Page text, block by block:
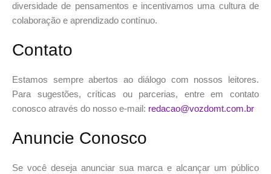
diversidade de pensamentos e incentivamos uma cultura de
colaboração e aprendizado contínuo.
Contato
Estamos sempre abertos ao diálogo com nossos leitores.
Para sugestões, críticas ou parcerias, entre em contato
conosco através do nosso e-mail: redacao@vozdomt.com.br
Anuncie Conosco
Se você deseja anunciar sua marca e alcançar um público